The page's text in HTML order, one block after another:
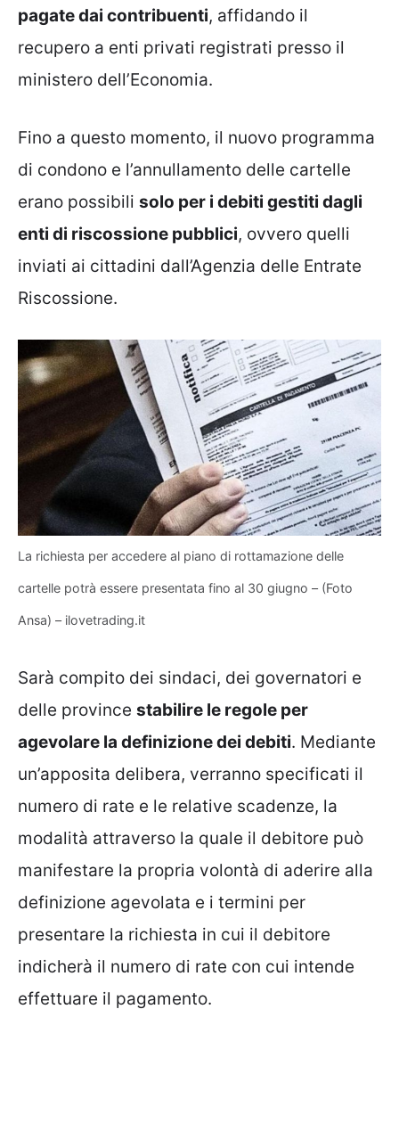
pagate dai contribuenti, affidando il
recupero a enti privati registrati presso il
ministero dell’Economia.
Fino a questo momento, il nuovo programma
di condono e l’annullamento delle cartelle
erano possibili solo per i debiti gestiti dagli
enti di riscossione pubblici, ovvero quelli
inviati ai cittadini dall’Agenzia delle Entrate
Riscossione.
La richiesta per accedere al piano di rottamazione delle
cartelle potrà essere presentata fino al 30 giugno – (Foto
Ansa) – ilovetrading.it
Sarà compito dei sindaci, dei governatori e
delle province stabilire le regole per
agevolare la definizione dei debiti. Mediante
un’apposita delibera, verranno specificati il
numero di rate e le relative scadenze, la
modalità attraverso la quale il debitore può
manifestare la propria volontà di aderire alla
definizione agevolata e i termini per
presentare la richiesta in cui il debitore
indicherà il numero di rate con cui intende
effettuare il pagamento.